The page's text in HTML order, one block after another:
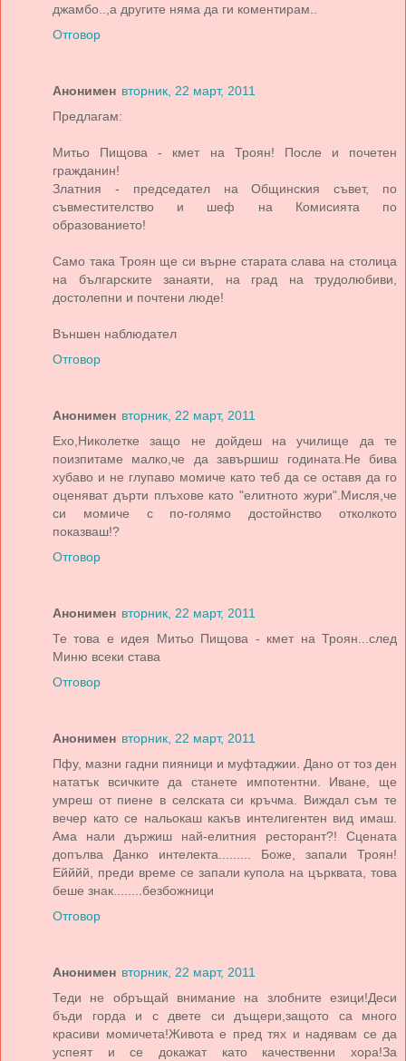
джамбо..,а другите няма да ги коментирам..
Отговор
Анонимен вторник, 22 март, 2011
Предлагам:
Митьо Пищова - кмет на Троян! После и почетен
гражданин!
Златния - председател на Общинския съвет, по
съвместителство и шеф на Комисията по
образованието!
Само така Троян ще си върне старата слава на столица
на българските занаяти, на град на трудолюбиви,
достолепни и почтени люде!
Външен наблюдател
Отговор
Анонимен вторник, 22 март, 2011
Ехо,Николетке защо не дойдеш на училище да те
поизпитаме малко,че да завършиш годината.Не бива
хубаво и не глупаво момиче като теб да се оставя да го
оценяват дърти плъхове като "елитното жури".Мисля,че
си момиче с по-голямо достойнство отколкото
показваш!?
Отговор
Анонимен вторник, 22 март, 2011
Те това е идея Митьо Пищова - кмет на Троян...след
Миню всеки става
Отговор
Анонимен вторник, 22 март, 2011
Пфу, мазни гадни пияници и муфтаджии. Дано от тоз ден
нататък всичките да станете импотентни. Иване, ще
умреш от пиене в селската си кръчма. Виждал съм те
вечер като се нальокаш какъв интелигентен вид имаш.
Ама нали държиш най-елитния ресторант?! Сцената
допълва Данко интелекта......... Боже, запали Троян!
Ейййй, преди време се запали купола на църквата, това
беше знак........безбожници
Отговор
Анонимен вторник, 22 март, 2011
Теди не обръщай внимание на злобните езици!Деси
бъди горда и с двете си дъщери,защото са много
красиви момичета!Живота е пред тях и надявам се да
успеят и се докажат като качественни хора!За